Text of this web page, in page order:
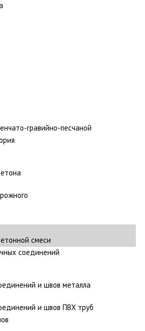
гравийно-песчаной
смеси
соединений
и швов металла
и швов ПВХ труб